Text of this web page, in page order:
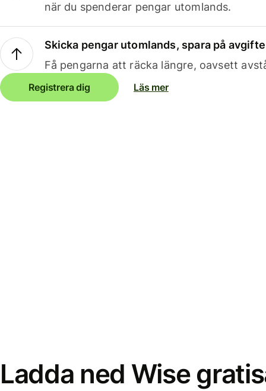
när du spenderar pengar utomlands.
Skicka pengar utomlands, spara på
Få pengarna att räcka längre, oavsett
Registrera dig Läs mer
Ladda ned Wise